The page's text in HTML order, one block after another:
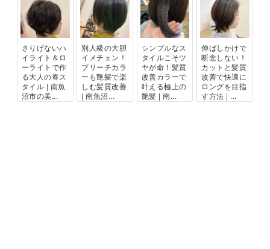
さりげないハ
イライト＆ロ
ーライトで作
る大人の春ス
タイル | 南魚
沼市の美...
別人級の大胆
イメチェン！
ブリーチカラ
ーも艶髪で楽
しむ髪質改善
| 南魚沼...
シンプルなス
タイルこそツ
ヤが命！髪質
改善カラーで
叶える極上の
艶髪 | 南...
伸ばしかけで
断念しない！
カットと髪質
改善で快適に
ロングを目指
す方法 | ...